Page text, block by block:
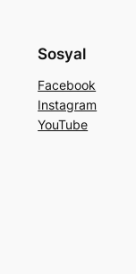
Sosyal
Facebook
Instagram
YouTube